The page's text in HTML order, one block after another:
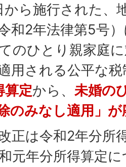
から施行された、
和2年法律第5号
のひとり親家庭
用される公平な
算定から、 未婚の
のみなし適用」が
正は令和2年分所
元年分所得算定